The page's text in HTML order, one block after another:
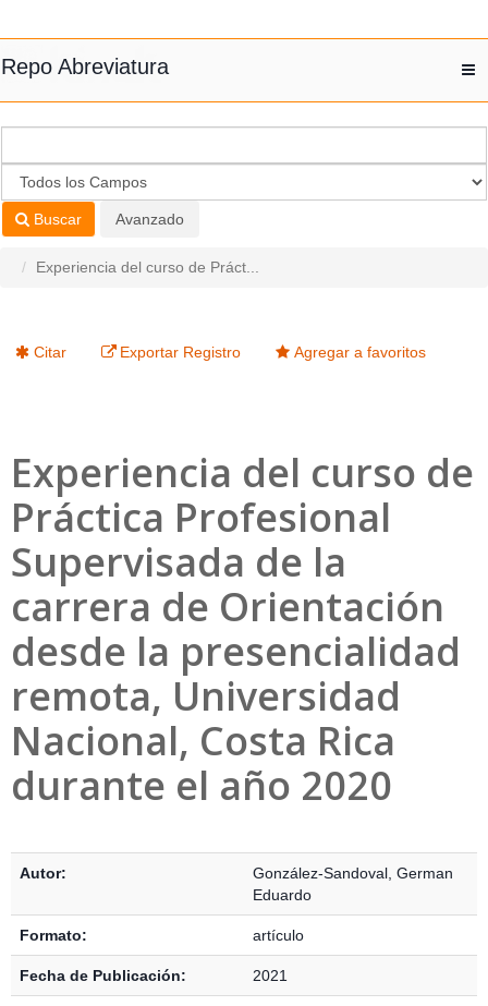
Repo Abreviatura
Buscar Avanzado
Experiencia del curso de Práct...
Citar Exportar Registro Agregar a favoritos
Experiencia del curso de
Práctica Profesional
Supervisada de la
carrera de Orientación
desde la presencialidad
remota, Universidad
Nacional, Costa Rica
durante el año 2020
Autor:
González-Sandoval, German
Eduardo
Formato: artículo
Fecha de Publicación: 2021